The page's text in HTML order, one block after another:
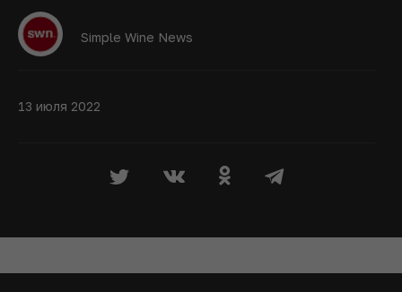
Simple Wine News
13 июля 2022